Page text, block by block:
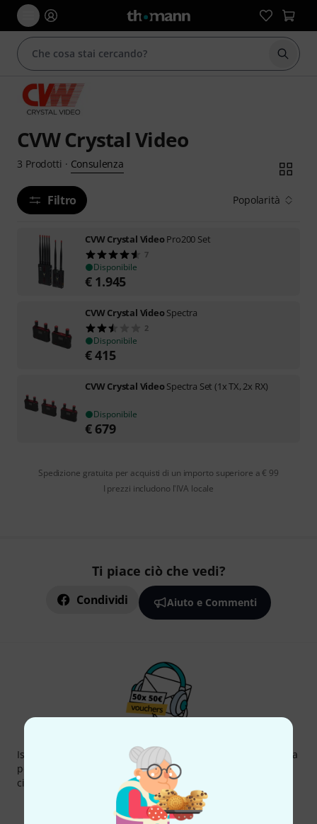
CVW Crystal Video
3 Prodotti · Consulenza
Filtro Popolarità
CVW Crystal VideoPro200 Set
7
Disponibile
€ 1.945
CVW Crystal VideoSpectra
2
Disponibile
€415
CVW Crystal VideoSpectra Set (1x TX, 2x RX)
Disponibile
€ 679
Spedizione gratuita per acquisti di un importo superiore a € 99
I prezzi includono l'IVA locale
Ti piace ciò che vedi?
Condividi Aiuto e Commenti
Iscriviti alla newsletter di Thomann, e con un po' di fortuna
potrai vincere uno dei 50 buoni del valore di 50 euro
ciascuno!
Contributi d'ispirazione
Approfondimenti Thomann